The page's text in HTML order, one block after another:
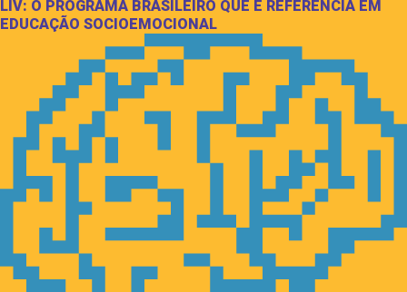
LIV: O PROGRAMA BRASILEIRO QUE É REFERÊNCIA EM
EDUCAÇÃO SOCIOEMOCIONAL